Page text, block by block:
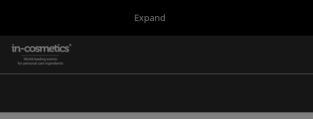
content
close
Expand
in-cosmetics Group
Korea
Navigation